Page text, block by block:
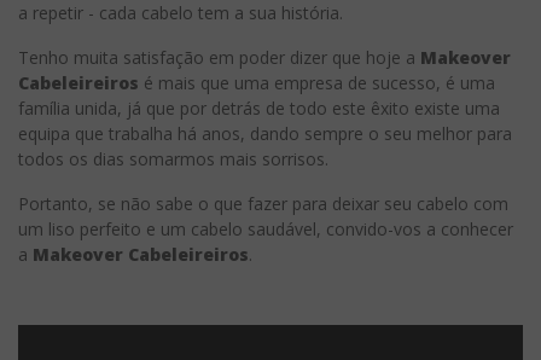
a repetir - cada cabelo tem a sua história.
Tenho muita satisfação em poder dizer que hoje a Makeover
Cabeleireiros é mais que uma empresa de sucesso, é uma
família unida, já que por detrás de todo este êxito existe uma
equipa que trabalha há anos, dando sempre o seu melhor para
todos os dias somarmos mais sorrisos.
Portanto, se não sabe o que fazer para deixar seu cabelo com
um liso perfeito e um cabelo saudável, convido-vos a conhecer
a Makeover Cabeleireiros.